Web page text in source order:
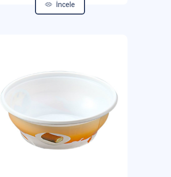
İncele